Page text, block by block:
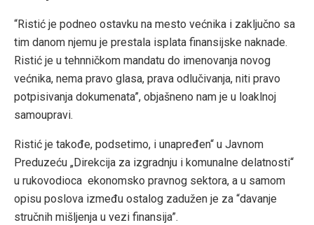
“Ristić je podneo ostavku na mesto većnika i zaključno sa
tim danom njemu je prestala isplata finansijske naknade.
Ristić je u tehnničkom mandatu do imenovanja novog
većnika, nema pravo glasa, prava odlučivanja, niti pravo
potpisivanja dokumenata”, objašneno nam je u loaklnoj
samoupravi.
Ristić je takođe, podsetimo, i unapređen“ u Javnom
Preduzeću „Direkcija za izgradnju i komunalne delatnosti“
u rukovodioca ekonomsko pravnog sektora, a u samom
opisu poslova između ostalog zadužen je za “davanje
stručnih mišljenja u vezi finansija”.